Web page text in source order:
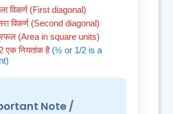
विकर्ण (First diagonal)
विकर्ण (Second diagonal)
(Area in square units)
एक नियतांक है (½ or 1/2 is a
Note /